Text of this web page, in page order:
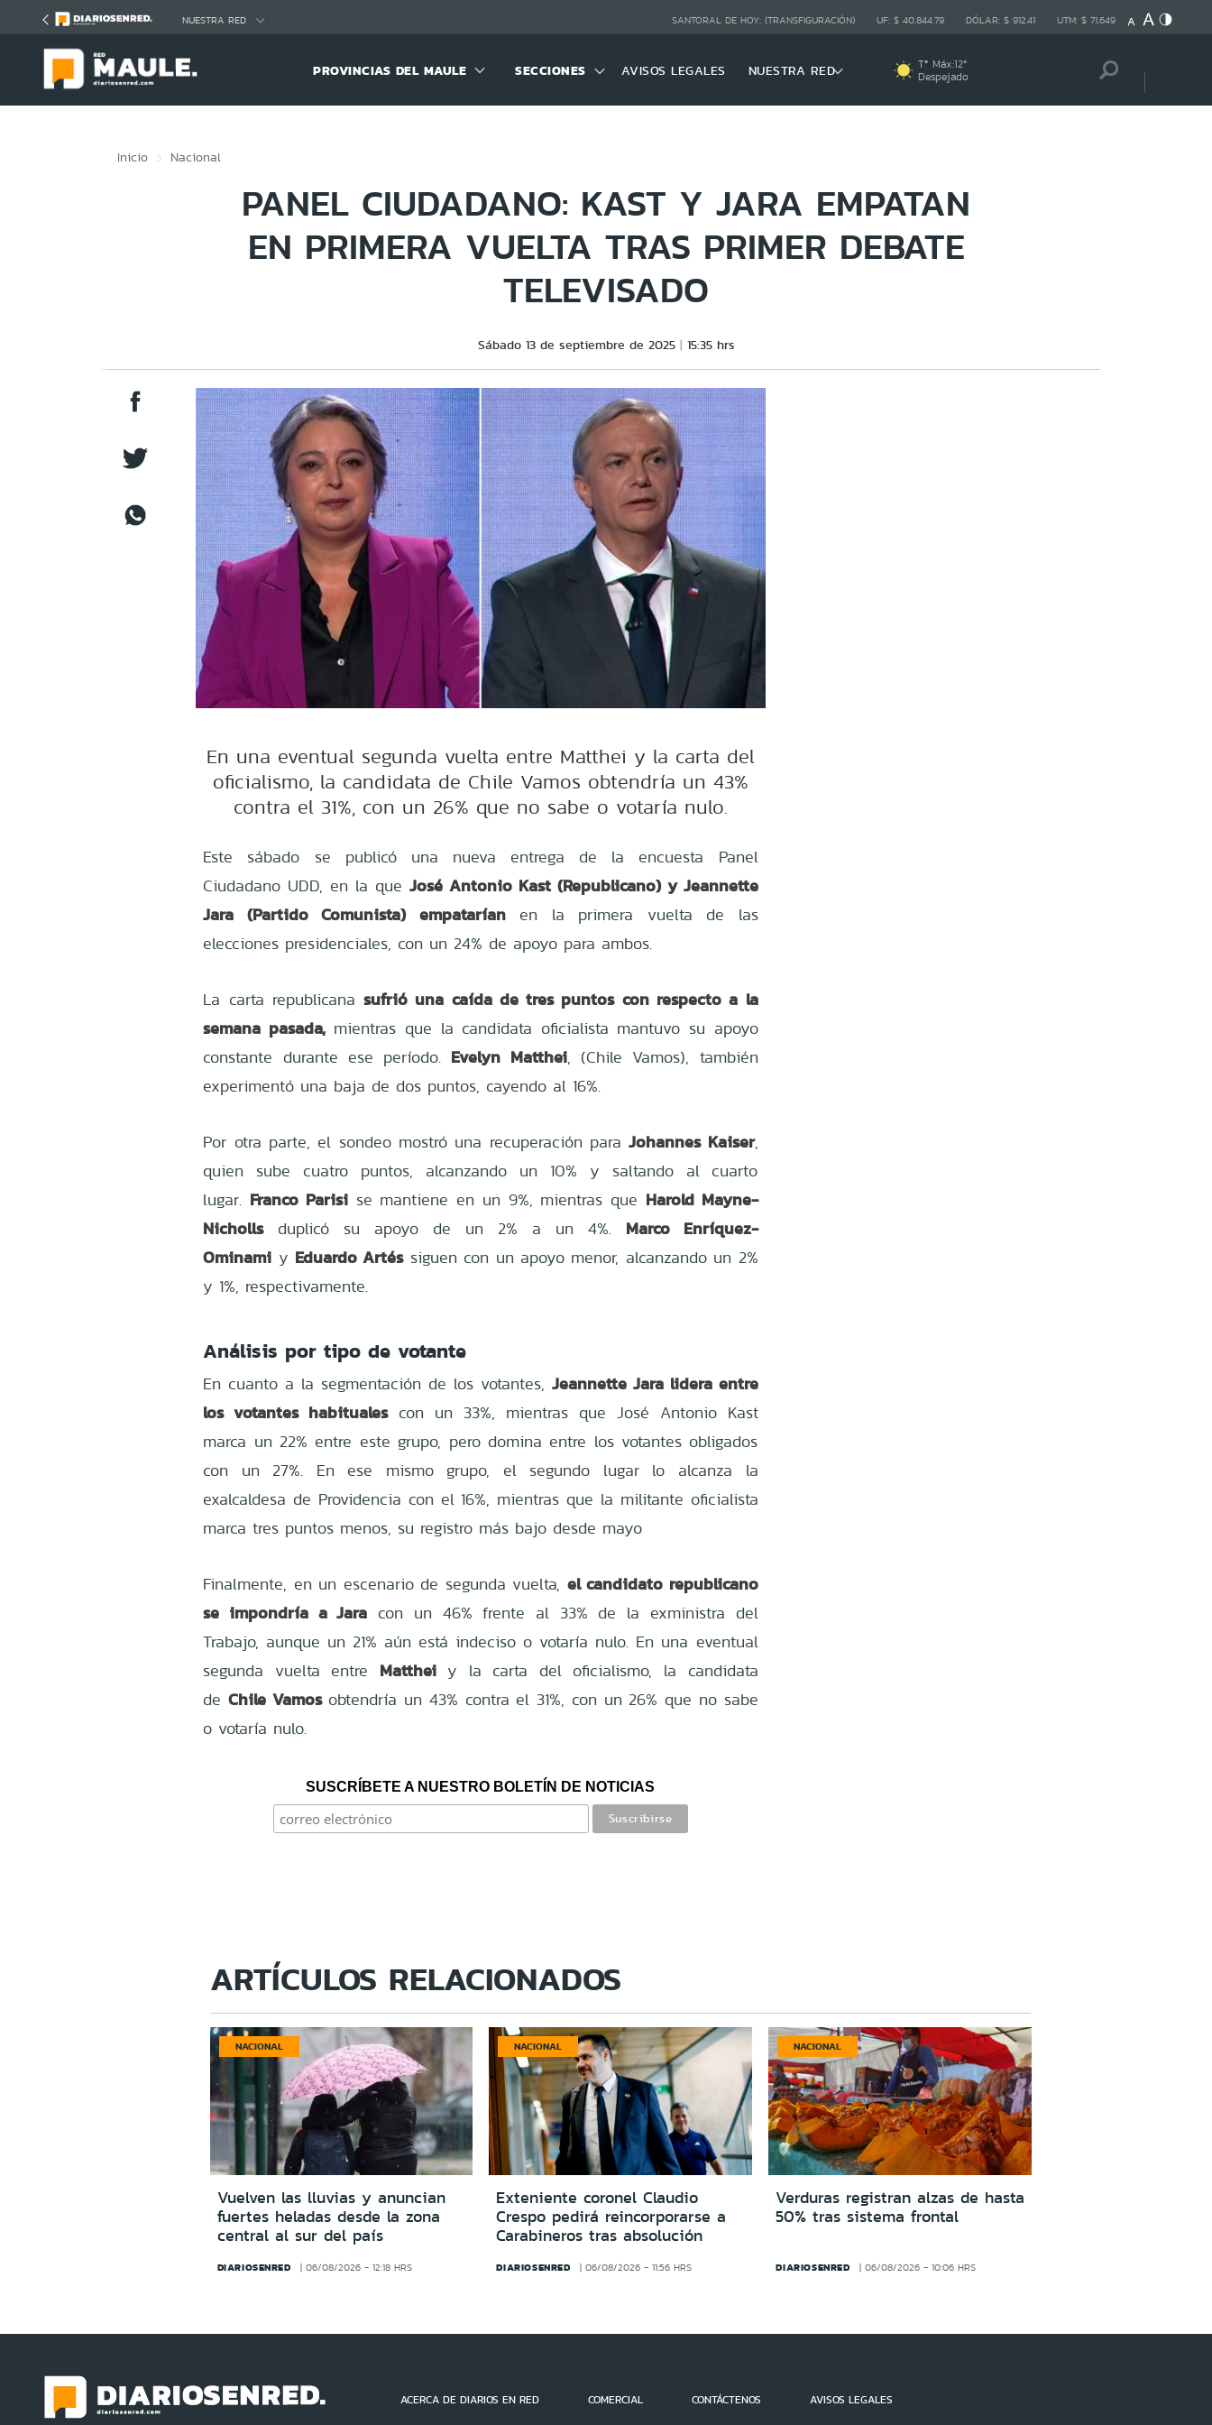
NUESTRA RED SANTORAL DE HOY: (TRANSFIGURACIÓN) UF: $ 40.844,79 DÓLAR: $ 912,41 UTM: $ 71.649
PROVINCIAS DEL MAULE SECCIONES AVISOS LEGALES NUESTRA RED Tª Máx:12º
Despejado
Inicio Nacional
PANEL CIUDADANO: KAST Y JARA EMPATAN
EN PRIMERA VUELTA TRAS PRIMER DEBATE
TELEVISADO
Sábado 13 de septiembre de 2025 15:35 hrs
En una eventual segunda vuelta entre Matthei y la carta del
oficialismo, la candidata de Chile Vamos obtendría un 43%
contra el 31%, con un 26% que no sabe o votaría nulo.
Este sábado se publicó una nueva entrega de la encuesta Panel
Ciudadano UDD, en la que José Antonio Kast (Republicano) y Jeannette
Jara (Partido Comunista) empatarían
en la primera vuelta de las
elecciones presidenciales, con un 24% de apoyo para ambos.
La carta republicana sufrió una caída de tres puntos con respecto a la
semana pasada, mientras que la candidata oficialista mantuvo su apoyo
constante durante ese período. Evelyn Matthei, (Chile Vamos), también
experimentó una baja de dos puntos, cayendo al 16%.
Por otra parte, el sondeo mostró una recuperación para Johannes Kaiser,
quien sube cuatro puntos, alcanzando un 10% y saltando al cuarto
lugar. Franco Parisi se mantiene en un 9%, mientras que Harold Mayne-
Nicholls
duplicó su apoyo de un 2% a un 4%.
Marco Enríquez-
Ominami y Eduardo Artés siguen con un apoyo menor, alcanzando un 2%
y 1%, respectivamente.
Análisis por tipo de votante
En cuanto a la segmentación de los votantes, Jeannette Jara lidera entre
los votantes habituales con un 33%, mientras que José Antonio Kast
marca un 22% entre este grupo, pero domina entre los votantes obligados
con un 27%. En ese mismo grupo, el segundo lugar lo alcanza la
exalcaldesa de Providencia con el 16%, mientras que la militante oficialista
marca tres puntos menos, su registro más bajo desde mayo
Finalmente, en un escenario de segunda vuelta, el candidato republicano
se impondría a Jara con un 46% frente al 33% de la exministra del
Trabajo, aunque un 21% aún está indeciso o votaría nulo. En una eventual
segunda vuelta entre Matthei y la carta del oficialismo, la candidata
de Chile Vamos obtendría un 43% contra el 31%, con un 26% que no sabe
o votaría nulo.
SUSCRÍBETE A NUESTRO BOLETÍN DE NOTICIAS
ARTÍCULOS RELACIONADOS
NACIONAL
Vuelven las lluvias y anuncian
fuertes heladas desde la zona
central al sur del país
DIARIOSENRED 06/08/2026 - 12:18 HRS
NACIONAL
Exteniente coronel Claudio
Crespo pedirá reincorporarse a
Carabineros tras absolución
DIARIOSENRED 06/08/2026 - 11:56 HRS
NACIONAL
Verduras registran alzas de hasta
50% tras sistema frontal
DIARIOSENRED 06/08/2026 - 10:06 HRS
ACERCA DE DIARIOS EN RED COMERCIAL CONTÁCTENOS AVISOS LEGALES